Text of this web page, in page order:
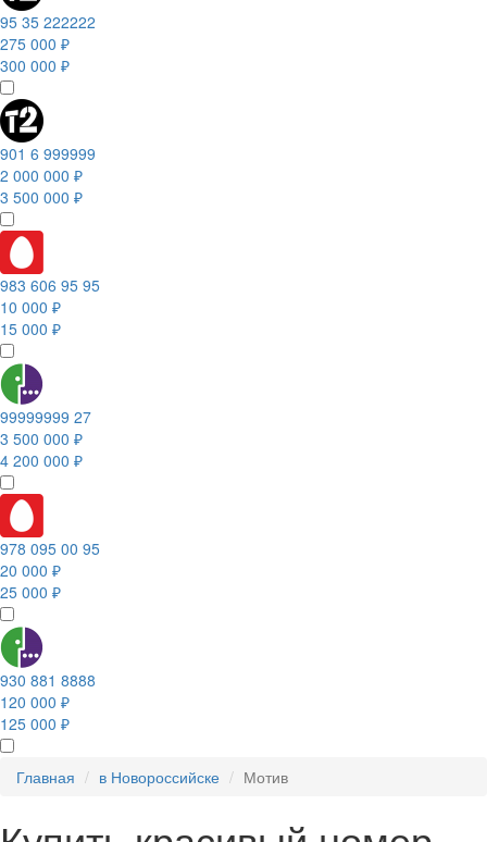
95 35 222222
275 000 ₽
300 000 ₽
901 6 999999
2 000 000 ₽
3 500 000 ₽
983 606 95 95
10 000 ₽
15 000 ₽
99999999 27
3 500 000 ₽
4 200 000 ₽
978 095 00 95
20 000 ₽
25 000 ₽
930 881 8888
120 000 ₽
125 000 ₽
Главная в Новороссийске Мотив